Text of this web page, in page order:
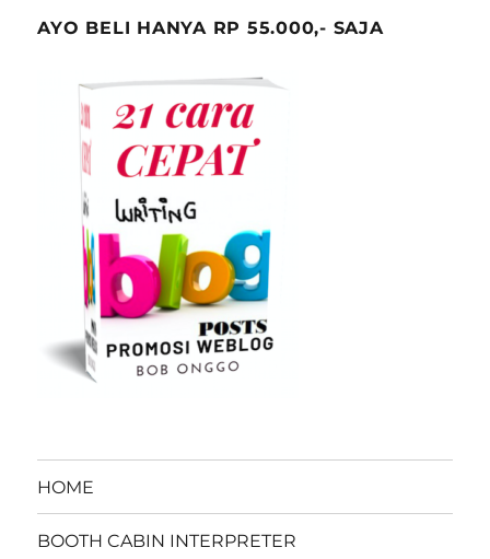
AYO BELI HANYA RP 55.000,- SAJA
HOME
BOOTH CABIN INTERPRETER